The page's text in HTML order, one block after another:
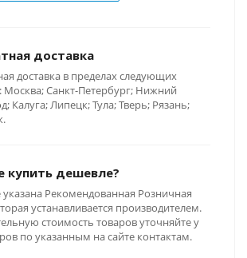
доставка
доставка в пределах следующих
Москва; Санкт-Петербург; Нижний
Калуга; Липецк; Тула; Тверь; Рязань;
купить дешевле?
указана Рекомендованная Розничная
устанавливается производителем.
стоимость товаров уточняйте у
по указанным на сайте контактам.